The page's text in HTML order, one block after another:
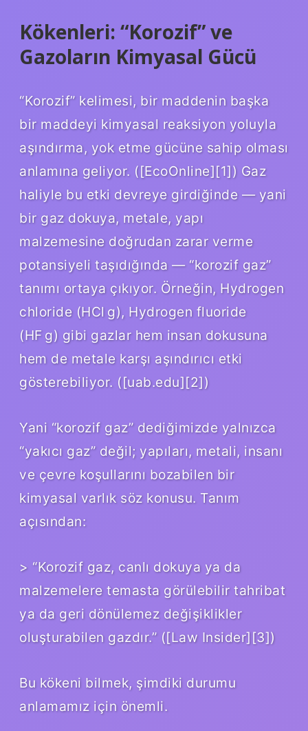
Kökenleri: “Korozif” ve
Gazo­ların Kimyasal Gücü
“Korozif” kelimesi, bir maddenin başka
bir maddeyi kimyasal reaksiyon yoluyla
aşındırma, yok etme gücüne sahip olması
anlamına geliyor. ([EcoOnline][1]) Gaz
haliyle bu etki devreye girdiğinde — yani
bir gaz dokuya, metale, yapı
malzemesine doğrudan zarar verme
potansiyeli taşıdığında — “korozif gaz”
tanımı ortaya çıkıyor. Örneğin, Hydrogen
chloride (HCl g), Hydrogen fluoride
(HF g) gibi gazlar hem insan dokusuna
hem de metale karşı aşındırıcı etki
gösterebiliyor. ([uab.edu][2])
Yani “korozif gaz” dediğimizde yalnızca
“yakıcı gaz” değil; yapıları, metali, insanı
ve çevre koşullarını bozabilen bir
kimyasal varlık söz konusu. Tanım
açısından:
> “Korozif gaz, canlı dokuya ya da
malzemelere temasta görülebilir tahribat
ya da geri dönülemez değişiklikler
oluşturabilen gazdır.” ([Law Insider][3])
Bu kökeni bilmek, şimdiki durumu
anlamamız için önemli.